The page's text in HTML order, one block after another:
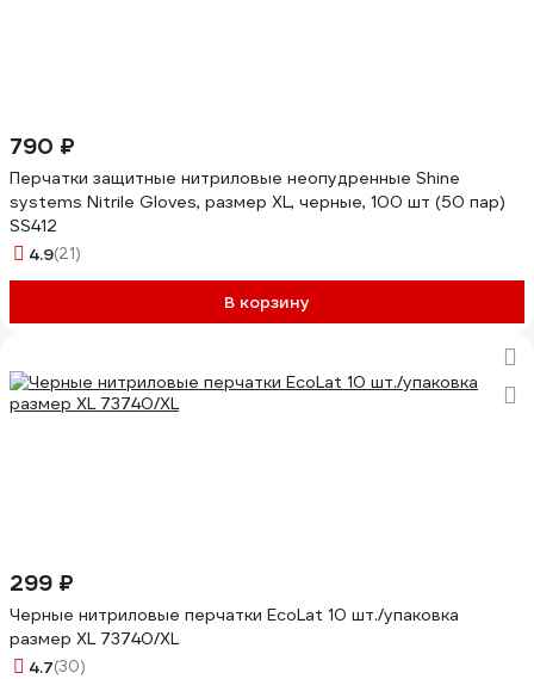
790 ₽
Перчатки защитные нитриловые неопудренные Shine
systems Nitrile Gloves, размер XL, черные, 100 шт (50 пар)
SS412
4.9(21)
В корзину
299 ₽
Черные нитриловые перчатки EcoLat 10 шт./упаковка
размер XL 73740/XL
4.7(30)